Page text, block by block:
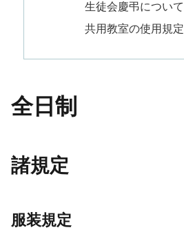
生徒会慶弔について
共用教室の使用規定
全日制
諸規定
服装規定